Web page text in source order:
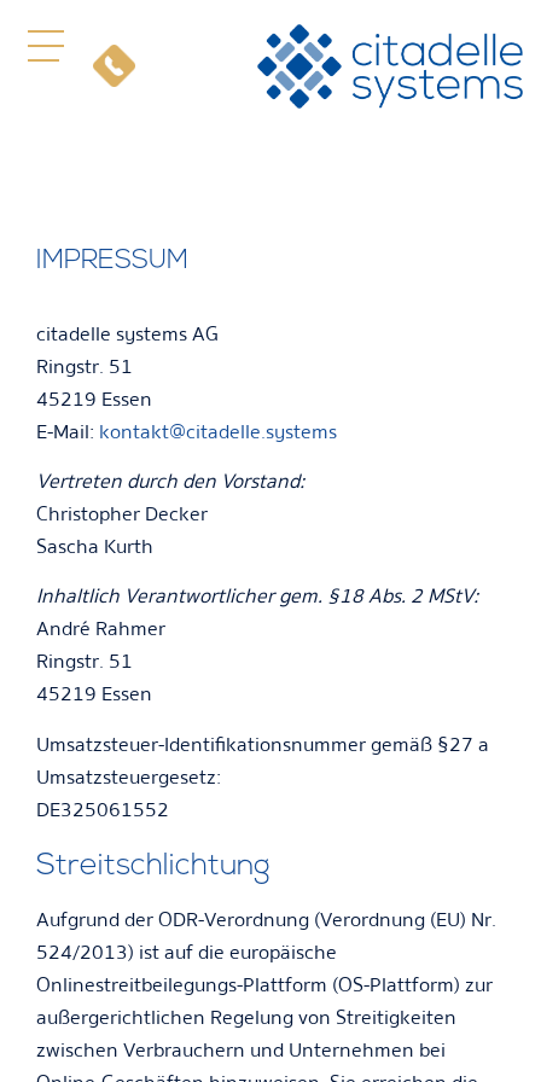
IMPRESSUM
citadelle systems AG
Ringstr. 51
45219 Essen
E-Mail: kontakt@citadelle.systems
Vertreten durch den Vorstand:
Christopher Decker
Sascha Kurth
Inhaltlich Verantwortlicher gem. §18 Abs. 2 MStV:
André Rahmer
Ringstr. 51
45219 Essen
Umsatzsteuer-Identifikationsnummer gemäß §27 a
Umsatzsteuergesetz:
DE325061552
Streitschlichtung
Aufgrund der ODR-Verordnung (Verordnung (EU) Nr.
524/2013) ist auf die europäische
Onlinestreitbeilegungs-Plattform (OS-Plattform) zur
außergerichtlichen Regelung von Streitigkeiten
zwischen Verbrauchern und Unternehmen bei